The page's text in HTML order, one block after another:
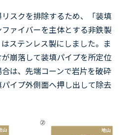
スクを排除するため、「装填
ァイバーを主体とする非鉄製
ステンレス製にしました。ま
崩落して装填パイプを所定位
は、先端コーンで岩片を破砕
イプ外側面へ押し出して除去